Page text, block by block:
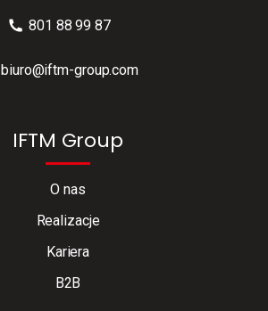
801 88 99 87
biuro@iftm-group.com
IFTM Group
O nas
Realizacje
Kariera
B2B